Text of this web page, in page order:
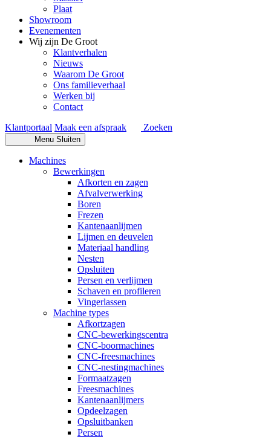
Plaat
Showroom
Evenementen
Wij zijn De Groot
Klantverhalen
Nieuws
Waarom De Groot
Ons familieverhaal
Werken bij
Contact
Klantportaal Maak een afspraak Zoeken
Menu Sluiten
Machines
Bewerkingen
Afkorten en zagen
Afvalverwerking
Boren
Frezen
Kantenaanlijmen
Lijmen en deuvelen
Materiaal handling
Nesten
Opsluiten
Persen en verlijmen
Schaven en profileren
Vingerlassen
Machine types
Afkortzagen
CNC-bewerkingscentra
CNC-boormachines
CNC-freesmachines
CNC-nestingmachines
Formaatzagen
Freesmachines
Kantenaanlijmers
Opdeelzagen
Opsluitbanken
Persen